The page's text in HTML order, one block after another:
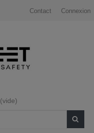
Connexion
Contact
(vide)